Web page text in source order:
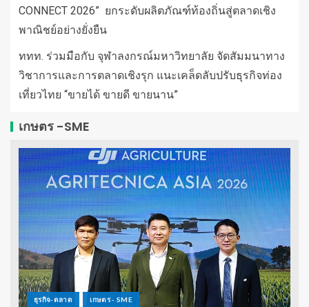
CONNECT 2026” ยกระดับผลิตภัณฑ์ท้องถิ่นสู่ตลาดเชิง
พาณิชย์อย่างยั่งยืน
ททท. ร่วมมือกับ จุฬาลงกรณ์มหาวิทยาลัย จัดสัมมนาทาง
วิชาการและการตลาดเชิงรุก แนะเคล็ดลับปรับธุรกิจท่อง
เที่ยวไทย “ขายได้ ขายดี ขายนาน”
เกษตร -SME
ธุรกิจ-ตลาด เกษตร - SME